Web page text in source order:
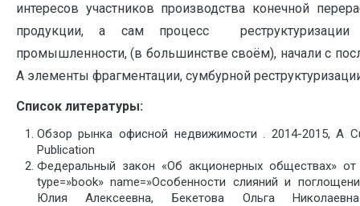
интересов участников производства конечной
продукции, а сам процесс реструктуризации
промышленности, (в большинстве своём), начали с
А элементы фрагментации, сумбурной
Список литературы:
Обзор рынка офисной недвижимости . 2014-2015, A
Publication
Федеральный закон «Об акционерных обществах»
type=»book» name=»Особенности слияний и
Юлия Алексеевна, Бекетова Ольга